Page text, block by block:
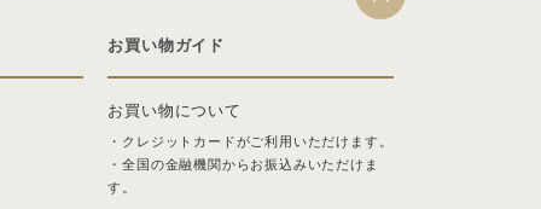
お買い物ガイド
お買い物について
・クレジットカードがご利用いただけます。
・全国の金融機関からお振込みいただけま
す。